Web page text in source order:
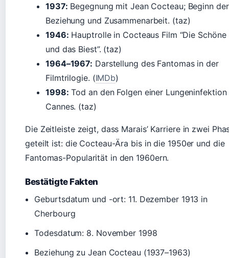
1937: Begegnung mit Jean Cocteau; Beginn der
Beziehung und Zusammenarbeit. (taz)
1946: Hauptrolle in Cocteaus Film “Die Schöne
und das Biest”. (taz)
1964–1967: Darstellung des Fantomas in der
Filmtrilogie. (IMDb)
1998: Tod an den Folgen einer Lungeninfektion
Cannes. (taz)
Die Zeitleiste zeigt, dass Marais’ Karriere in zwei
geteilt ist: die Cocteau-Ära bis in die 1950er und die
Fantomas-Popularität in den 1960ern.
Bestätigte Fakten
Geburtsdatum und -ort: 11. Dezember 1913 in
Cherbourg
Todesdatum: 8. November 1998
Beziehung zu Jean Cocteau (1937–1963)